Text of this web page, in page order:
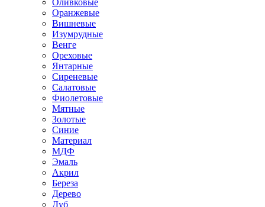
Оливковые
Оранжевые
Вишневые
Изумрудные
Венге
Ореховые
Янтарные
Сиреневые
Салатовые
Фиолетовые
Мятные
Золотые
Синие
Материал
МДФ
Эмаль
Акрил
Береза
Дерево
Дуб